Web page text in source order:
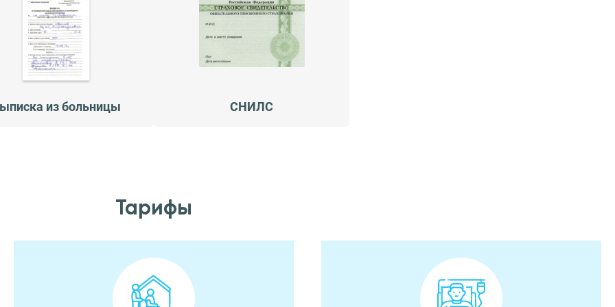
из больницы СНИЛС
Тарифы